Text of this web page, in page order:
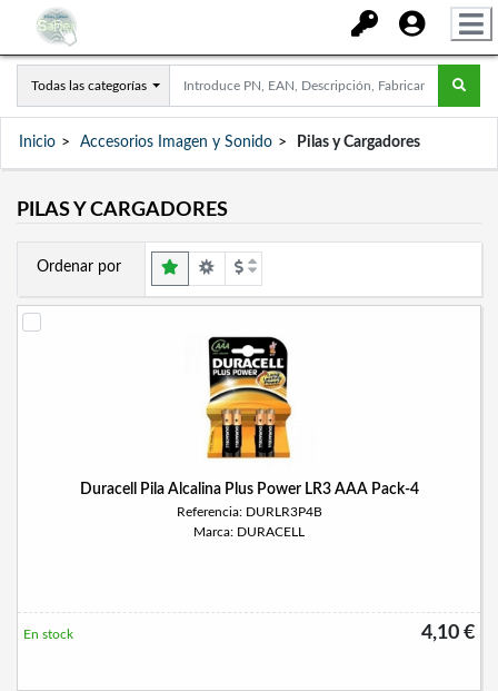
Todas las categorías
Inicio Accesorios Imagen y Sonido Pilas y Cargadores
PILAS Y CARGADORES
Ordenar por
Duracell Pila Alcalina Plus Power LR3 AAA Pack-4
Referencia: DURLR3P4B
Marca: DURACELL
4,10 €
En stock